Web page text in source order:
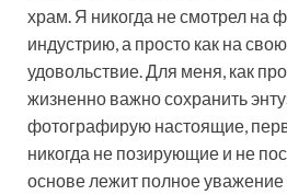
храм. Я никогда не смотрел на
индустрию, а просто как на
удовольствие. Для меня, как
жизненно важно сохранить
фотографирую настоящие,
никогда не позирующие и не
основе лежит полное